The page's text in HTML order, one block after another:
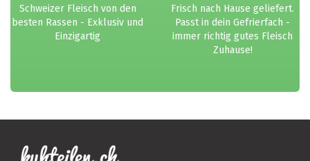
Schweizer Fleisch von den
besten Rassen - Exklusiv und
Einzigartig
Frisch nach Hause geliefert.
Passt in dein Gefrierfach -
immer richtig gutes Fleisch
Zuhause!